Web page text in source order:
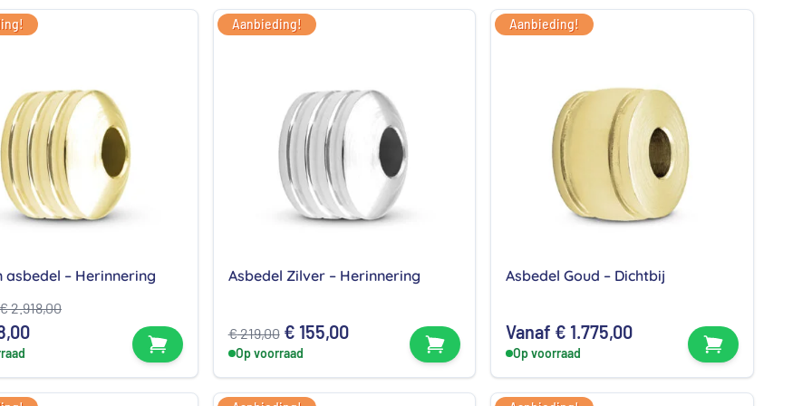
€ 159,00.
€ 296,00.
asbedel – Herinnering
€2.918,00
Huidige
is:
Bekijk product
Aanbieding!
Asbedel Zilver – Herinnering
€219,00 Oorspronkelijke
prijs
was:
€ 155,00Huidige
is:
Op voorraad
Bekijk product
Aanbieding!
Asbedel Goud – Dichtbij
Vanaf € 1.775,00
Op voorraad
Bekijk